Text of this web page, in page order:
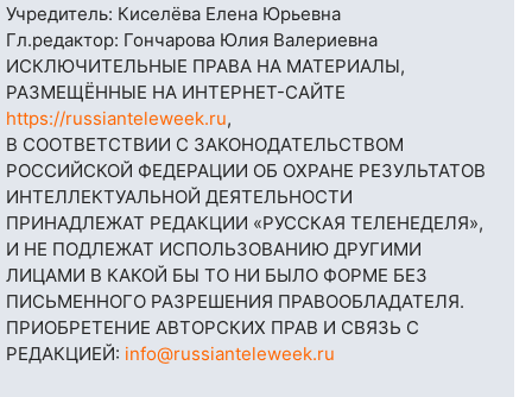
Учредитель: Киселёва Елена Юрьевна
Гл.редактор: Гончарова Юлия Валериевна
ИСКЛЮЧИТЕЛЬНЫЕ ПРАВА НА МАТЕРИАЛЫ,
РАЗМЕЩЁННЫЕ НА ИНТЕРНЕТ-САЙТЕ
https://russianteleweek.ru,
В СООТВЕТСТВИИ С ЗАКОНОДАТЕЛЬСТВОМ
РОССИЙСКОЙ ФЕДЕРАЦИИ ОБ ОХРАНЕ РЕЗУЛЬТАТОВ
ИНТЕЛЛЕКТУАЛЬНОЙ ДЕЯТЕЛЬНОСТИ
ПРИНАДЛЕЖАТ РЕДАКЦИИ «РУССКАЯ ТЕЛЕНЕДЕЛЯ»,
И НЕ ПОДЛЕЖАТ ИСПОЛЬЗОВАНИЮ ДРУГИМИ
ЛИЦАМИ В КАКОЙ БЫ ТО НИ БЫЛО ФОРМЕ БЕЗ
ПИСЬМЕННОГО РАЗРЕШЕНИЯ ПРАВООБЛАДАТЕЛЯ.
ПРИОБРЕТЕНИЕ АВТОРСКИХ ПРАВ И СВЯЗЬ С
РЕДАКЦИЕЙ: info@russianteleweek.ru